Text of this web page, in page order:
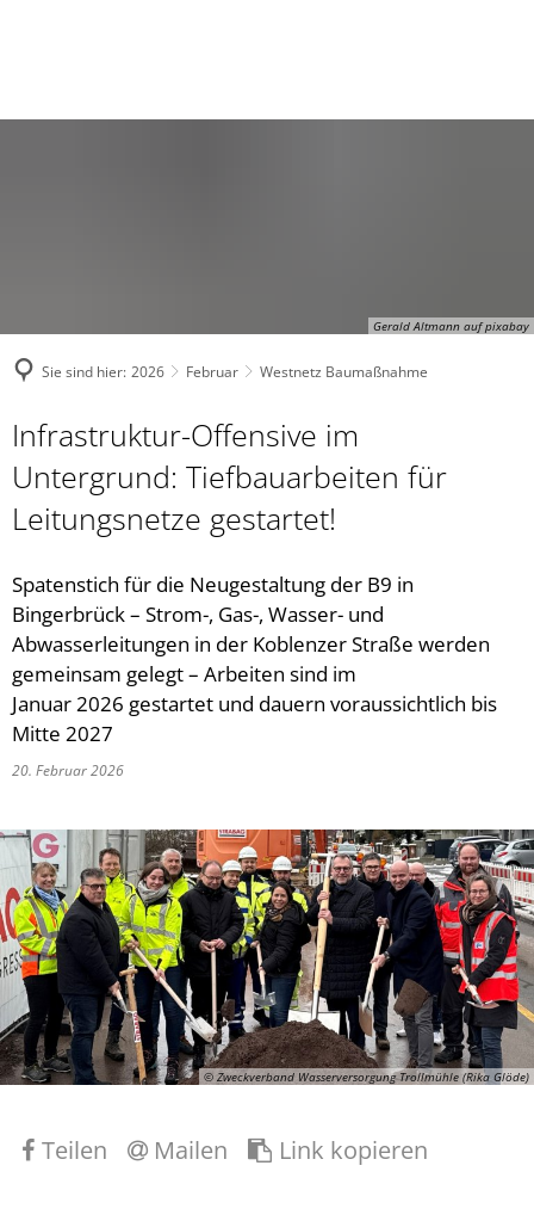
Gerald Altmann auf pixabay
Sie sind hier: 2026 Februar Westnetz Baumaßnahme
Infrastruktur-Offensive im
Untergrund: Tiefbauarbeiten für
Leitungsnetze gestartet!
Spatenstich für die Neugestaltung der B9 in
Bingerbrück – Strom-, Gas-, Wasser- und
Abwasserleitungen in der Koblenzer Straße werden
gemeinsam gelegt – Arbeiten sind im
Januar 2026 gestartet und dauern voraussichtlich bis
Mitte 2027
20. Februar 2026
© Zweckverband Wasserversorgung Trollmühle (Rika Glöde)
Teilen Mailen Link kopieren